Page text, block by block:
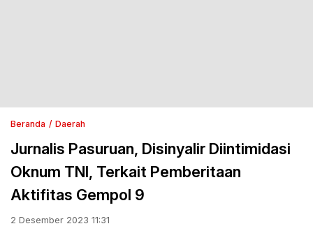
Beranda Daerah
Jurnalis Pasuruan, Disinyalir Diintimidasi
Oknum TNI, Terkait Pemberitaan
Aktifitas Gempol 9
2 Desember 2023 11:31